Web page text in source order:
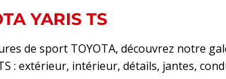
YARIS TS
de sport TOYOTA, découvrez notre
: extérieur, intérieur, détails, jantes,